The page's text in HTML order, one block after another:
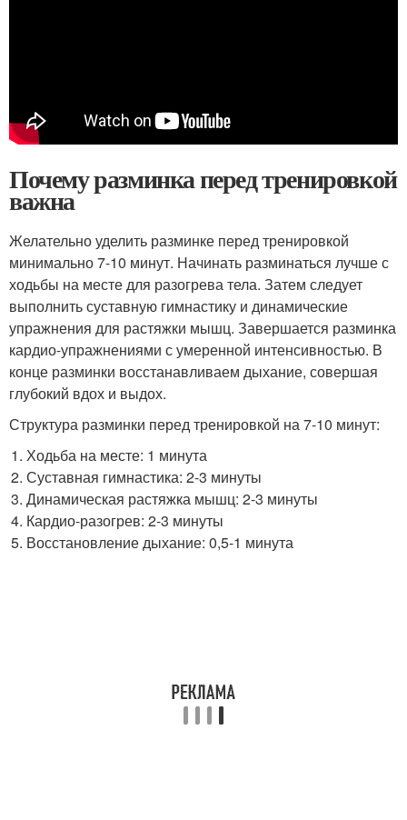
Почему разминка перед тренировкой
важна
Желательно уделить разминке перед тренировкой
минимально 7-10 минут. Начинать разминаться лучше с
ходьбы на месте для разогрева тела. Затем следует
выполнить суставную гимнастику и динамические
упражнения для растяжки мышц. Завершается разминка
кардио-упражнениями с умеренной интенсивностью. В
конце разминки восстанавливаем дыхание, совершая
глубокий вдох и выдох.
Структура разминки перед тренировкой на 7-10 минут:
Ходьба на месте: 1 минута
Суставная гимнастика: 2-3 минуты
Динамическая растяжка мышц: 2-3 минуты
Кардио-разогрев: 2-3 минуты
Восстановление дыхание: 0,5-1 минута